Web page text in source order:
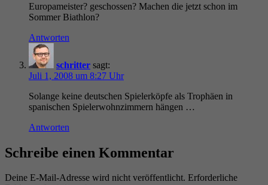
Europameister? geschossen? Machen die jetzt schon im
Sommer Biathlon?
Antworten
schritter sagt:
Juli 1, 2008 um 8:27 Uhr
Solange keine deutschen Spielerköpfe als Trophäen in
spanischen Spielerwohnzimmern hängen …
Antworten
Schreibe einen Kommentar
Deine E-Mail-Adresse wird nicht veröffentlicht. Erforderliche